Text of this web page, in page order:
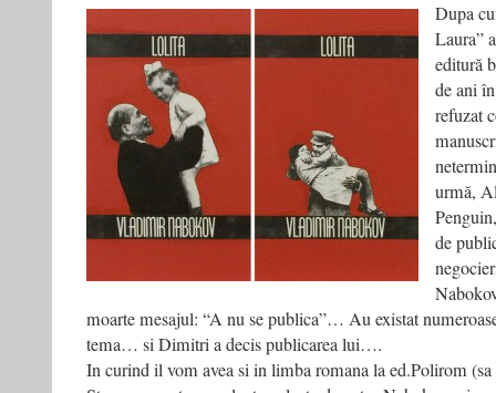
Dupa
Laura”
editură
de ani
refuzat
urmă,
de
moarte mesajul: “A nu se publica”… Au existat
tema… si Dimitri a decis publicarea lui….
In curind il vom avea si in limba romana la ed.Polirom (sa